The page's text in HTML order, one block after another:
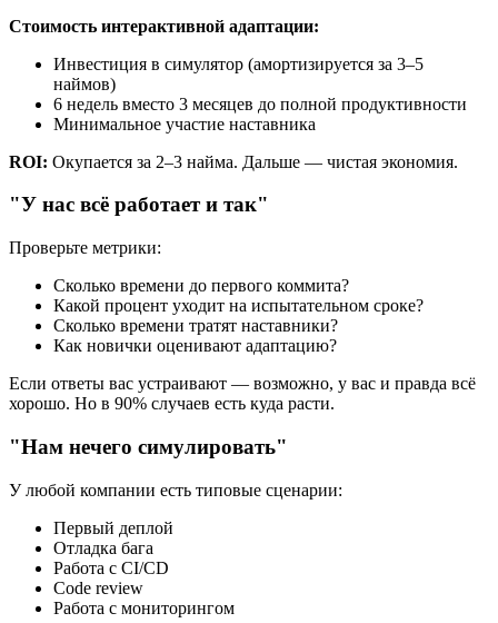
Стоимость интерактивной адаптации:
Инвестиция в симулятор (амортизируется за 3–5
наймов)
6 недель вместо 3 месяцев до полной продуктивности
Минимальное участие наставника
ROI: Окупается за 2–3 найма. Дальше — чистая экономия.
"У нас всё работает и так"
Проверьте метрики:
Сколько времени до первого коммита?
Какой процент уходит на испытательном сроке?
Сколько времени тратят наставники?
Как новички оценивают адаптацию?
Если ответы вас устраивают — возможно, у вас и правда всё
хорошо. Но в 90% случаев есть куда расти.
"Нам нечего симулировать"
У любой компании есть типовые сценарии:
Первый деплой
Отладка бага
Работа с CI/CD
Code review
Работа с мониторингом